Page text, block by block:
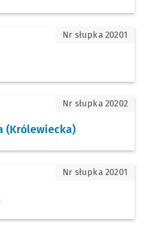
Nr słupka 20201
Arena
(Królewiecka)
Nr słupka 20202
BorekNr słupka 20201